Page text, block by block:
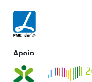
Apoio